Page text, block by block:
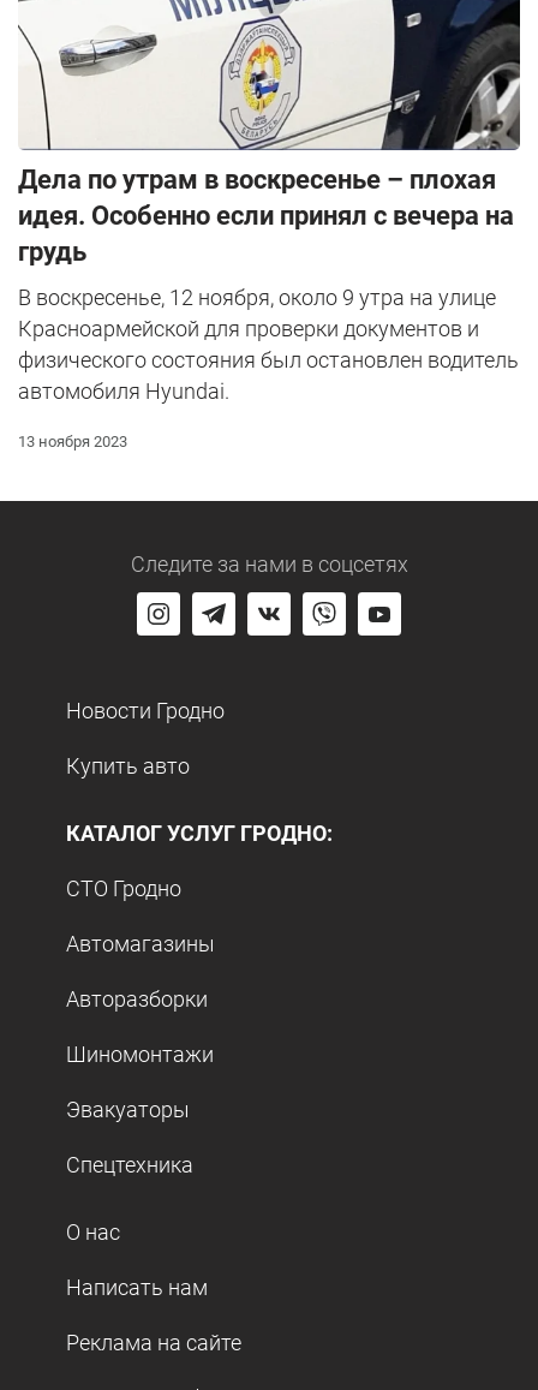
Дела по утрам в воскресенье – плохая
идея. Особенно если принял с вечера на
грудь
В воскресенье, 12 ноября, около 9 утра на улице
Красноармейской для проверки документов и
физического состояния был остановлен водитель
автомобиля Hyundai.
13 ноября 2023
Следите за нами в соцсетях
Новости Гродно
Купить авто
КАТАЛОГ УСЛУГ ГРОДНО:
СТО Гродно
Автомагазины
Авторазборки
Шиномонтажи
Эвакуаторы
Спецтехника
О нас
Написать нам
Реклама на сайте